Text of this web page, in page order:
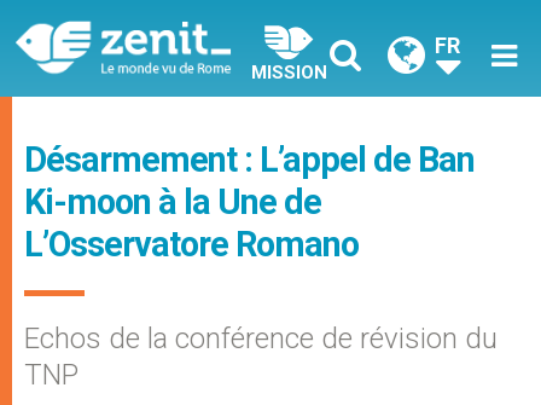
MISSION
FR
Désarmement : L’appel de Ban
Ki-moon à la Une de
L’Osservatore Romano
Echos de la conférence de révision du
TNP